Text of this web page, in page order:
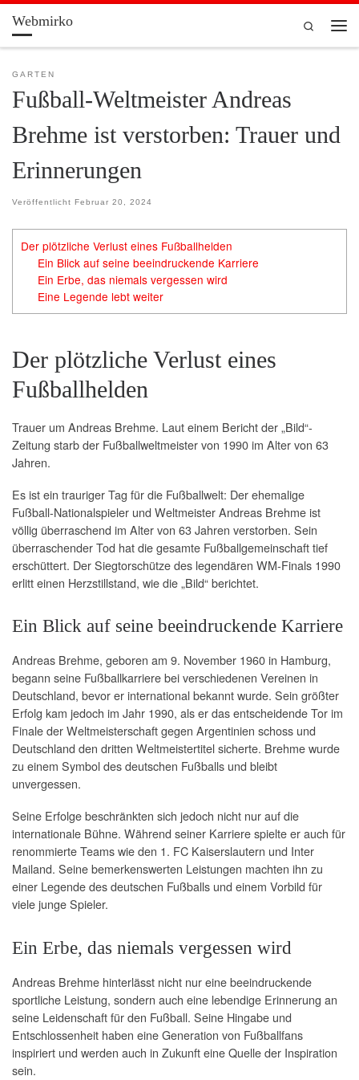
Zum Inhalt springen
Webmirko
Search
GARTEN
Fußball-Weltmeister Andreas
Brehme ist verstorben: Trauer und
Erinnerungen
Veröffentlicht Februar 20, 2024
Der plötzliche Verlust eines Fußballhelden
Ein Blick auf seine beeindruckende Karriere
Ein Erbe, das niemals vergessen wird
Eine Legende lebt weiter
Der plötzliche Verlust eines
Fußballhelden
Trauer um Andreas Brehme. Laut einem Bericht der „Bild“-
Zeitung starb der Fußballweltmeister von 1990 im Alter von 63
Jahren.
Es ist ein trauriger Tag für die Fußballwelt: Der ehemalige
Fußball-Nationalspieler und Weltmeister Andreas Brehme ist
völlig überraschend im Alter von 63 Jahren verstorben. Sein
überraschender Tod hat die gesamte Fußballgemeinschaft tief
erschüttert. Der Siegtorschütze des legendären WM-Finals 1990
erlitt einen Herzstillstand, wie die „Bild“ berichtet.
Ein Blick auf seine beeindruckende Karriere
Andreas Brehme, geboren am 9. November 1960 in Hamburg,
begann seine Fußballkarriere bei verschiedenen Vereinen in
Deutschland, bevor er international bekannt wurde. Sein größter
Erfolg kam jedoch im Jahr 1990, als er das entscheidende Tor im
Finale der Weltmeisterschaft gegen Argentinien schoss und
Deutschland den dritten Weltmeistertitel sicherte. Brehme wurde
zu einem Symbol des deutschen Fußballs und bleibt
unvergessen.
Seine Erfolge beschränkten sich jedoch nicht nur auf die
internationale Bühne. Während seiner Karriere spielte er auch für
renommierte Teams wie den 1. FC Kaiserslautern und Inter
Mailand. Seine bemerkenswerten Leistungen machten ihn zu
einer Legende des deutschen Fußballs und einem Vorbild für
viele junge Spieler.
Ein Erbe, das niemals vergessen wird
Andreas Brehme hinterlässt nicht nur eine beeindruckende
sportliche Leistung, sondern auch eine lebendige Erinnerung an
seine Leidenschaft für den Fußball. Seine Hingabe und
Entschlossenheit haben eine Generation von Fußballfans
inspiriert und werden auch in Zukunft eine Quelle der Inspiration
sein.